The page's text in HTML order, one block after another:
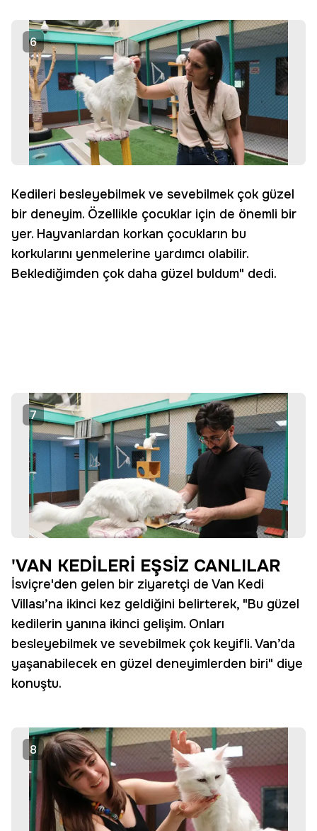
6
Kedileri besleyebilmek ve sevebilmek çok güzel
bir deneyim. Özellikle çocuklar için de önemli bir
yer. Hayvanlardan korkan çocukların bu
korkularını yenmelerine yardımcı olabilir.
Beklediğimden çok daha güzel buldum" dedi.
7
'VAN KEDİLERİ EŞSİZ CANLILAR
İsviçre'den gelen bir ziyaretçi de Van Kedi
Villası’na ikinci kez geldiğini belirterek, "Bu güzel
kedilerin yanına ikinci gelişim. Onları
besleyebilmek ve sevebilmek çok keyifli. Van’da
yaşanabilecek en güzel deneyimlerden biri" diye
konuştu.
8